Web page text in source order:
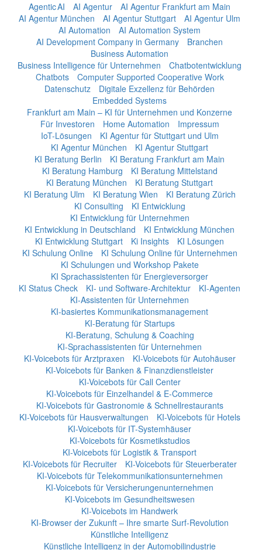
Agentic AI
AI Agentur
AI Agentur Frankfurt am Main
AI Agentur München
AI Agentur Stuttgart
AI Agentur Ulm
AI Automation
AI Automation System
AI Development Company in Germany
Branchen
Business Automation
Business Intelligence für Unternehmen
Chatbotentwicklung
Chatbots
Computer Supported Cooperative Work
Datenschutz
Digitale Exzellenz für Behörden
Embedded Systems
Frankfurt am Main – KI für Unternehmen und Konzerne
Für Investoren
Home Automation
Impressum
IoT-Lösungen
KI Agentur für Stuttgart und Ulm
KI Agentur München
KI Agentur Stuttgart
KI Beratung Berlin
KI Beratung Frankfurt am Main
KI Beratung Hamburg
KI Beratung Mittelstand
KI Beratung München
KI Beratung Stuttgart
KI Beratung Ulm
KI Beratung Wien
KI Beratung Zürich
KI Consulting
KI Entwicklung
KI Entwicklung für Unternehmen
KI Entwicklung in Deutschland
KI Entwicklung München
KI Entwicklung Stuttgart
Ki Insights
KI Lösungen
KI Schulung Online
KI Schulung Online für Unternehmen
KI Schulungen und Workshop Pakete
KI Sprachassistenten für Energieversorger
KI Status Check
KI- und Software-Architektur
KI-Agenten
KI-Assistenten für Unternehmen
KI-basiertes Kommunikationsmanagement
KI-Beratung für Startups
KI-Beratung, Schulung & Coaching
KI-Sprachassistenten für Unternehmen
KI-Voicebots für Arztpraxen
KI-Voicebots für Autohäuser
KI-Voicebots für Banken & Finanzdienstleister
KI-Voicebots für Call Center
KI-Voicebots für Einzelhandel & E-Commerce
KI-Voicebots für Gastronomie & Schnellrestaurants
KI-Voicebots für Hausverwaltungen
KI-Voicebots für Hotels
KI-Voicebots für IT-Systemhäuser
KI-Voicebots für Kosmetikstudios
KI-Voicebots für Logistik & Transport
KI-Voicebots für Recruiter
KI-Voicebots für Steuerberater
KI-Voicebots für Telekommunikationsunternehmen
KI-Voicebots für Versicherungenunternehmen
KI-Voicebots im Gesundheitswesen
KI-Voicebots im Handwerk
KI‑Browser der Zukunft – Ihre smarte Surf‑Revolution
Künstliche Intelligenz
Künstliche Intelligenz in der Automobilindustrie